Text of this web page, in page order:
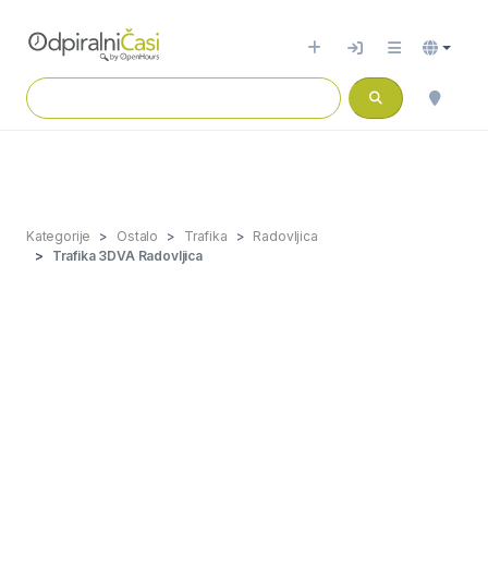
Kategorije Ostalo Trafika
Radovljica
Trafika 3DVA Radovljica